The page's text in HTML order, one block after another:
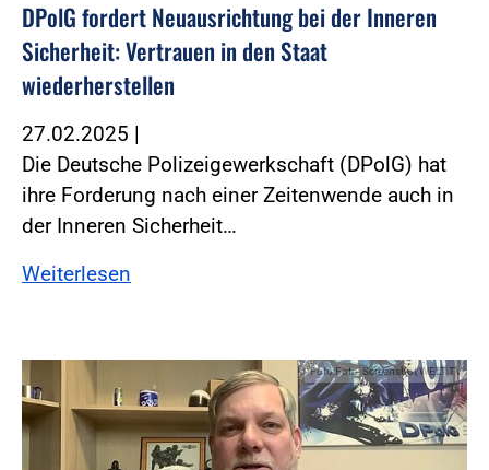
DPolG fordert Neuausrichtung bei der Inneren
Sicherheit: Vertrauen in den Staat
wiederherstellen
27.02.2025 |
Die Deutsche Polizeigewerkschaft (DPolG) hat
ihre Forderung nach einer Zeitenwende auch in
der Inneren Sicherheit…
Weiterlesen
Foto:Foto: Screenshot WELT TV